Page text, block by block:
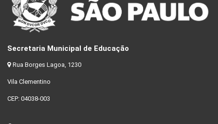
Secretaria Municipal de Educação
Rua Borges Lagoa, 1230
Vila Clementino
CEP: 04038-003